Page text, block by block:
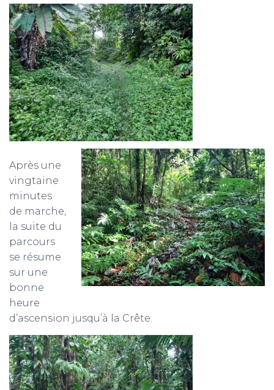
Après une
vingtaine
minutes
de marche,
la suite du
parcours
se résume
sur une
bonne
heure
d’ascension jusqu’à la Crête.